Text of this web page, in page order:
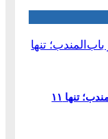
سقوط کم‌سابقه ترافیک دریایی در باب‌المندب؛ تنها ۱۱